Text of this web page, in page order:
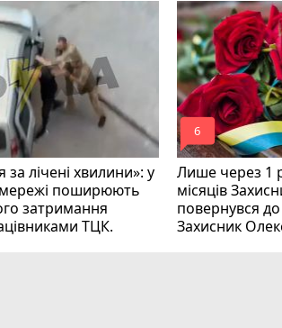
лічені хвилини»: у
поширюють
затримання
ТЦК.
Лише через 1
місяців
повернувся до
Захисник
mode_comment
6